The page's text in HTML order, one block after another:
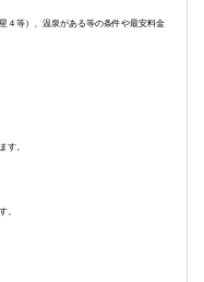
４等）、温泉がある等の条件や最安料金
す。
。